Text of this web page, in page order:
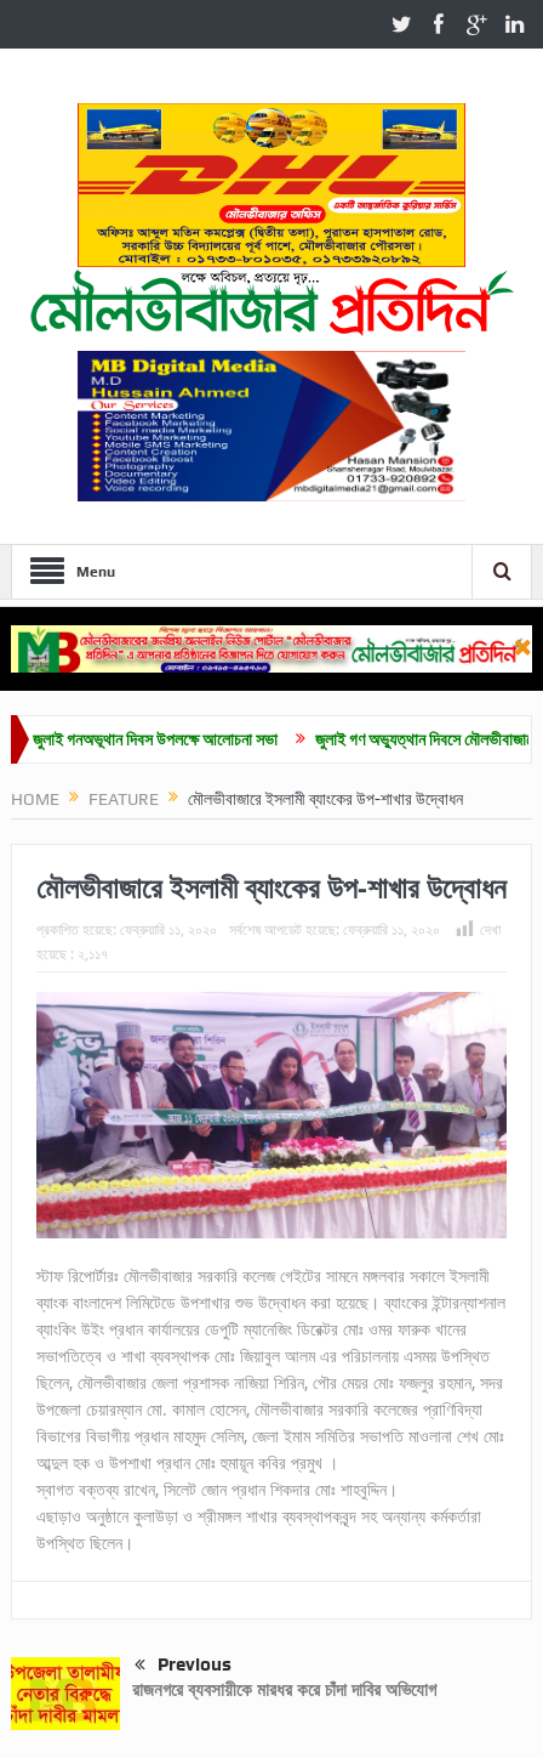
Menu
গনঅভূথান দিবস উপলক্ষে আলোচনা সভা জুলাই গণ অভ্যুত্থান দিবসে মৌলভীবাজারে নানা
HOME FEATURE মৌলভীবাজারে ইসলামী ব্যাংকের উপ-শাখার উদ্বোধন
মৌলভীবাজারে ইসলামী ব্যাংকের উপ-শাখার উদ্বোধন
প্রকাশিত হয়েছে: ফেব্রুয়ারি ১১, ২০২০ সর্বশেষ আপডেট হয়েছে: ফেব্রুয়ারি ১১, ২০২০
দেখা
হয়েছে : ২,১১৭
স্টাফ রিপোর্টারঃ মৌলভীবাজার সরকারি কলেজ গেইটের সামনে মঙ্গলবার সকালে ইসলামী
ব্যাংক বাংলাদেশ লিমিটেডে উপশাখার শুভ উদ্বোধন করা হয়েছে। ব্যাংকের ইন্টারন্যাশনাল
ব্যাংকিং উইং প্রধান কার্যালয়ের ডেপুটি ম্যানেজিং ডিরেক্টর মোঃ ওমর ফারুক খানের
সভাপতিত্বে ও শাখা ব্যবস্থাপক মোঃ জিয়াবুল আলম এর পরিচালনায় এসময় উপস্থিত
ছিলেন, মৌলভীবাজার জেলা প্রশাসক নাজিয়া শিরিন, পৌর মেয়র মোঃ ফজলুর রহমান, সদর
উপজেলা চেয়ারম্যান মো. কামাল হোসেন, মৌলভীবাজার সরকারি কলেজের প্রাণিবিদ্যা
বিভাগের বিভাগীয় প্রধান মাহমুদ সেলিম, জেলা ইমাম সমিতির সভাপতি মাওলানা শেখ মোঃ
আব্দুল হক ও উপশাখা প্রধান মোঃ হুমায়ূন কবির প্রমুখ ।
স্বাগত বক্তব্য রাখেন, সিলেট জোন প্রধান শিকদার মোঃ শাহবুদ্দিন।
এছাড়াও অনুষ্ঠানে কুলাউড়া ও শ্রীমঙ্গল শাখার ব্যবস্থাপকবৃন্দ সহ অন্যান্য কর্মকর্তারা
উপস্থিত ছিলেন।
Previous
রাজনগরে ব্যবসায়ীকে মারধর করে চাঁদা দাবির অভিযোগ